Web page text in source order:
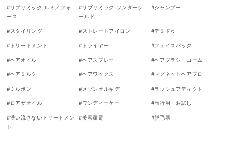
#サブリミック ルミノフォ
ース
#サブリミック ワンダーシ
ールド
#シャンプー
#スタイリング #ストレートアイロン #デミドゥ
# トリートメント # ドライヤー #フェイスパック
#ヘアオイル #ヘアスプレー #ヘアブラシ・コーム
#ヘアミルク #ヘアワックス #マグネットヘアプロ
# ミルボン # メゾンオルキデ #ラッシュアディクト
# ロアザオイル #ワンディーケー #旅行用・お試し
#洗い流さないトリートメン
ト
#美容家電 #脱毛器